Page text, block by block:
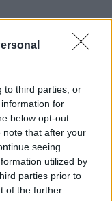
to third parties, or
for
below opt-out
note that after your
seeing
utilized by
parties prior to
of the further